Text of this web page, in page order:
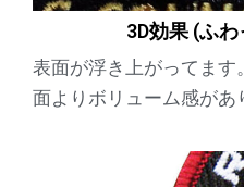
3D効果 (ふ
表面が浮き上がってま
面よりボリューム感があ